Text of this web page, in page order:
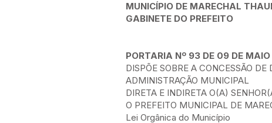
MUNICÍPIO DE MARECHAL
GABINETE DO PREFEITO
PORTARIA Nº 93 DE 09 DE
DISPÕE SOBRE A CONCESSÃO
ADMINISTRAÇÃO MUNICIPAL
DIRETA E INDIRETA O(A)
O PREFEITO MUNICIPAL DE
Lei Orgânica do Município